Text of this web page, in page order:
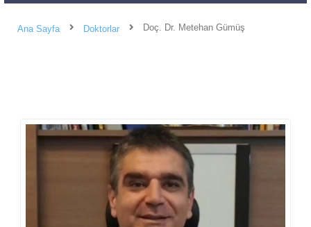
Ana Sayfa Doktorlar Doç. Dr. Metehan Gümüş